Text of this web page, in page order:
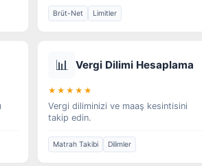
Brüt-Net Limitler
📊 Vergi Dilimi Hesaplama
★★★★★
Vergi diliminizi ve maaş kesintisini
takip edin.
Matrah Takibi Dilimler